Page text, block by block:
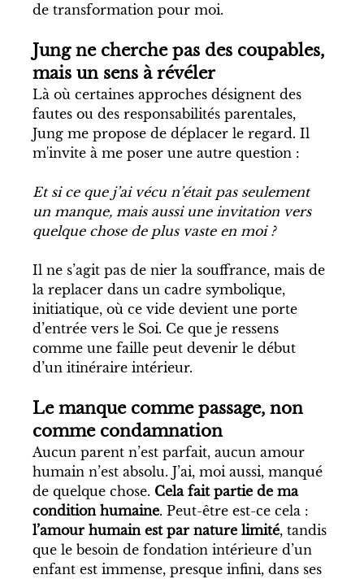
de transformation pour moi.
Jung ne cherche pas des coupables,
mais un sens à révéler
Là où certaines approches désignent des
fautes ou des responsabilités parentales,
Jung me propose de déplacer le regard. Il
m'invite à me poser une autre question :
Et si ce que j’ai vécu n’était pas seulement
un manque, mais aussi une invitation vers
quelque chose de plus vaste en moi ?
Il ne s’agit pas de nier la souffrance, mais de
la replacer dans un cadre symbolique,
initiatique, où ce vide devient une porte
d’entrée vers le Soi. Ce que je ressens
comme une faille peut devenir le début
d’un itinéraire intérieur.
Le manque comme passage, non
comme condamnation
Aucun parent n’est parfait, aucun amour
humain n’est absolu. J’ai, moi aussi, manqué
de quelque chose. Cela fait partie de ma
condition humaine. Peut-être est-ce cela :
l’amour humain est par nature limité, tandis
que le besoin de fondation intérieure d’un
enfant est immense, presque infini, dans ses